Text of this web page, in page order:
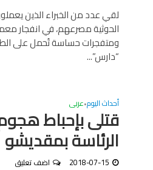
لقي عدد من الخبراء الذين
الحوثية مصرعهم، في انفجار
ومتفجرات حساسة تُحمل على
“دارس”...
أحداث اليوم•عربى
قتلى بإحباط
الرئاسة بمقديشو
2018-07-15 اضف تعليق